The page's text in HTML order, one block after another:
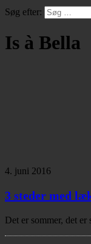
Søg efter:
Is à Bella
4. juni 2016
3 steder med
Det er sommer, det